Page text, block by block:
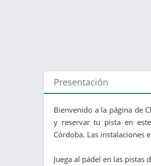
Presentación
Bienvenido a la página de
y reservar tu pista en
Córdoba. Las instalaciones
Juega al pádel en las pistas